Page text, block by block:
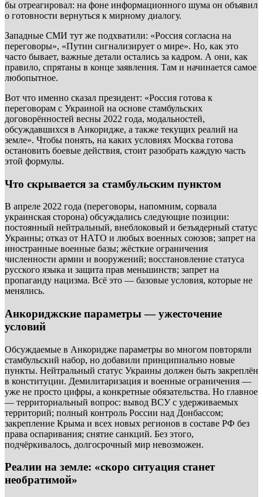
бы отреагировал: на фоне информационного шума он объявил
о готовности вернуться к мирному диалогу.
Западные СМИ тут же подхватили: «Россия согласна на
переговоры», «Путин сигнализирует о мире». Но, как это
часто бывает, важные детали остались за кадром. А они, как
правило, спрятаны в конце заявления. Там и начинается самое
любопытное.
Вот что именно сказал президент: «Россия готова к
переговорам с Украиной на основе стамбульских
договорённостей весны 2022 года, модальностей,
обсуждавшихся в Анкоридже, а также текущих реалий на
земле». Чтобы понять, на каких условиях Москва готова
остановить боевые действия, стоит разобрать каждую часть
этой формулы.
Что скрывается за стамбульским пунктом
В апреле 2022 года (переговоры, напомним, сорвала
украинская сторона) обсуждались следующие позиции:
постоянный нейтральный, внеблоковый и безъядерный статус
Украины; отказ от НАТО и любых военных союзов; запрет на
иностранные военные базы; жёсткие ограничения
численности армии и вооружений; восстановление статуса
русского языка и защита прав меньшинств; запрет на
пропаганду нацизма. Всё это — базовые условия, которые не
менялись.
Анкориджские параметры — ужесточение
условий
Обсуждаемые в Анкоридже параметры во многом повторяли
стамбульский набор, но добавили принципиально новые
пункты. Нейтральный статус Украины должен быть закреплён
в конституции. Демилитаризация и военные ограничения —
уже не просто цифры, а конкретные обязательства. Но главное
— территориальный вопрос: вывод ВСУ с удерживаемых
территорий; полный контроль России над Донбассом;
закрепление Крыма и всех новых регионов в составе РФ без
права оспаривания; снятие санкций. Без этого,
подчёркивалось, долгосрочный мир невозможен.
Реалии на земле: «скоро ситуация станет
необратимой»